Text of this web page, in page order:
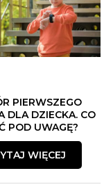
PIERWSZEGO
DLA DZIECKA. CO
POD UWAGĘ?
WIĘCEJ